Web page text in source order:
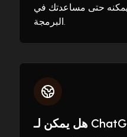
ويمكنه حتى مساعدتك في
البرمجة.